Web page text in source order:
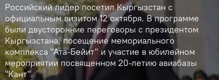
Российский лидер посетил Кыргызстан с
официальным визитом 12 октября. В программе
были двусторонние переговоры с президентом
Кыргызстана, посещение мемориального
комплекса "Ата-Бейит" и участие в юбилейном
мероприятии посвященном 20-летию авиабазы
"Кант".